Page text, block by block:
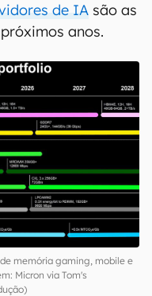
de IA são as
anos.
memória gaming, mobile e
Micron via Tom's